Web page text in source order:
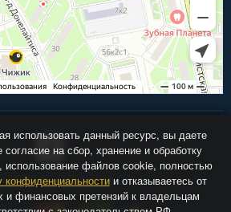
Фрез.ру © 2026
использовать данный ресурс, вы даете
согласие на сбор, хранение и обработку
использование файлов cookie, полностью
конфиденциальностии отказываетесь от
финансовых претензий к владельцам